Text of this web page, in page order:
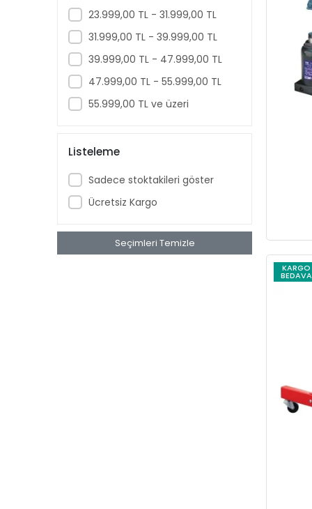
FALCON
Fısco
GARTOOL
GELG
Genel Markalar
GERLINGER
GWEST
Hepsicinde
23.999,00 TL - 31.999,00 TL
31.999,00 TL - 39.999,00 TL
39.999,00 TL - 47.999,00 TL
47.999,00 TL - 55.999,00 TL
55.999,00 TL ve üzeri
Listeleme
Sadece stoktakileri göster
Ücretsiz Kargo
Seçimleri Temizle
KARGO
BEDAVA